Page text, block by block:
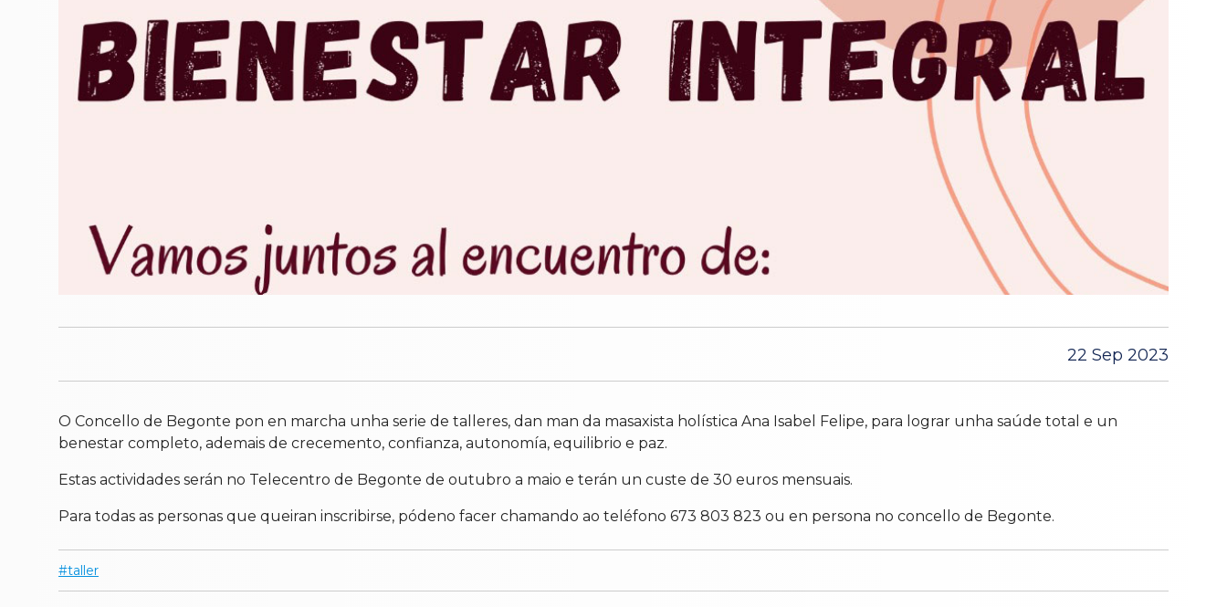
22 Sep 2023
O Concello de Begonte pon en marcha unha serie de talleres, dan man da masaxista holística Ana Isabel Felipe, para lograr unha saúde total e un
benestar completo, ademais de crecemento, confianza, autonomía, equilibrio e paz.
Estas actividades serán no Telecentro de Begonte de outubro a maio e terán un custe de 30 euros mensuais.
Para todas as personas que queiran inscribirse, pódeno facer chamando ao teléfono 673 803 823 ou en persona no concello de Begonte.
taller